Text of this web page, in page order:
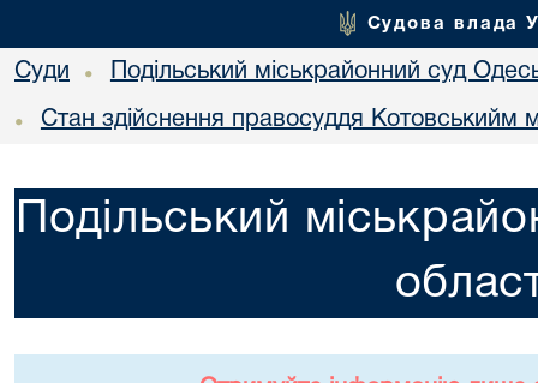
Судова влада
Суди • Подільський міськрайонний суд
• Стан здійснення правосуддя Котовськийм
Подільський